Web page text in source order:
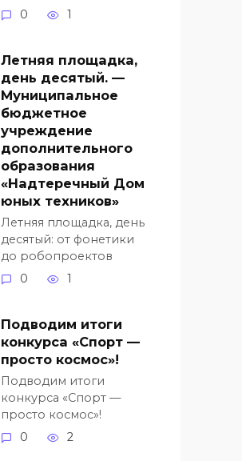
0
1
Летняя площадка,
день десятый. —
Муниципальное
бюджетное
учреждение
дополнительного
образования
«Надтеречный Дом
юных техников»
Летняя площадка, день
десятый: от фонетики
до робопроектов
0
1
Подводим итоги
конкурса «Спорт —
просто космос»!
Подводим итоги
конкурса «Спорт —
просто космос»!
0
2